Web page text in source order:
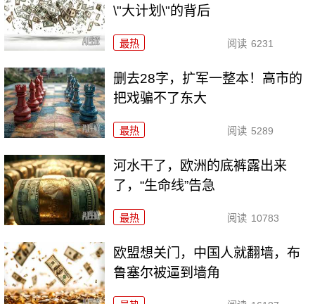
\"大计划\"的背后
最热 阅读 6231
删去28字，扩军一整本！高市的
把戏骗不了东大
最热 阅读 5289
河水干了，欧洲的底裤露出来
了，“生命线”告急
最热 阅读 10783
欧盟想关门，中国人就翻墙，布
鲁塞尔被逼到墙角